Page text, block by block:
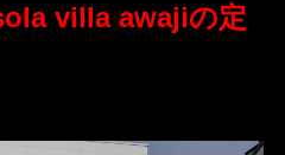
villa awajiの定